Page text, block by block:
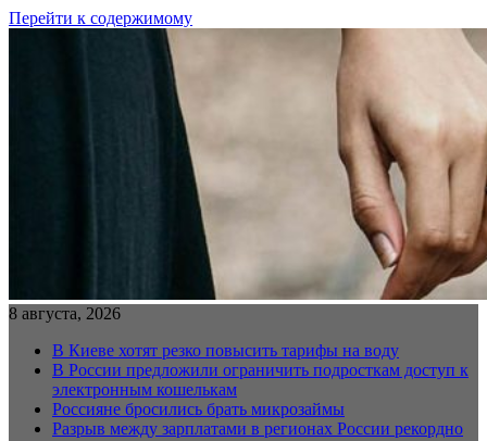
Перейти к содержимому
8 августа, 2026
В Киеве хотят резко повысить тарифы на воду
В России предложили ограничить подросткам доступ к
электронным кошелькам
Россияне бросились брать микрозаймы
Разрыв между зарплатами в регионах России рекордно